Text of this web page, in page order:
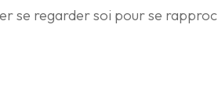
se regarder soi pour se